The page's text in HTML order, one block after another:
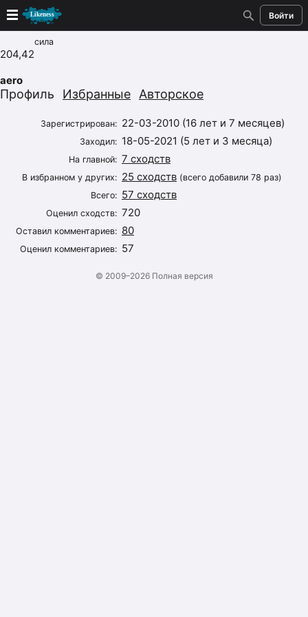
Войти
Новые
Голосование
Кандидаты
Случайное сходство 👍
Создать сходство
Для публикации необходима авторизация
сила
204,42
aero
Профиль Избранные Авторское
Зарегистрирован: 22-03-2010 (16 лет и 7 месяцев)
Заходил: 18-05-2021 (5 лет и 3 месяца)
На главной: 7 сходств
В избранном у других: 25 сходств (всего добавили 78 раз)
Всего: 57 сходств
Оценил сходств: 720
Оставил комментариев: 80
Оценил комментариев: 57
© 2009–2026 Полная версия